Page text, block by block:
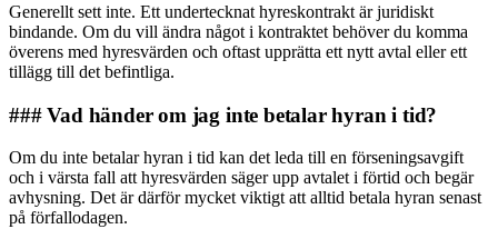
Generellt sett inte. Ett undertecknat hyreskontrakt är juridiskt
bindande. Om du vill ändra något i kontraktet behöver du komma
överens med hyresvärden och oftast upprätta ett nytt avtal eller ett
tillägg till det befintliga.
### Vad händer om jag inte betalar hyran i tid?
Om du inte betalar hyran i tid kan det leda till en förseningsavgift
och i värsta fall att hyresvärden säger upp avtalet i förtid och begär
avhysning. Det är därför mycket viktigt att alltid betala hyran senast
på förfallodagen.